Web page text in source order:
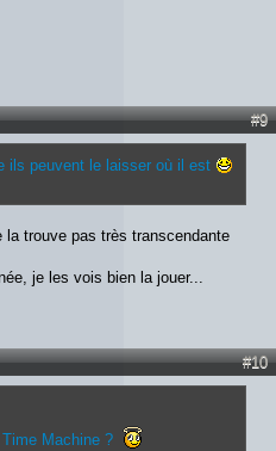
#9
ils peuvent le laisser où il est
trouve pas très transcendante
je les vois bien la jouer...
#10
Machine ?